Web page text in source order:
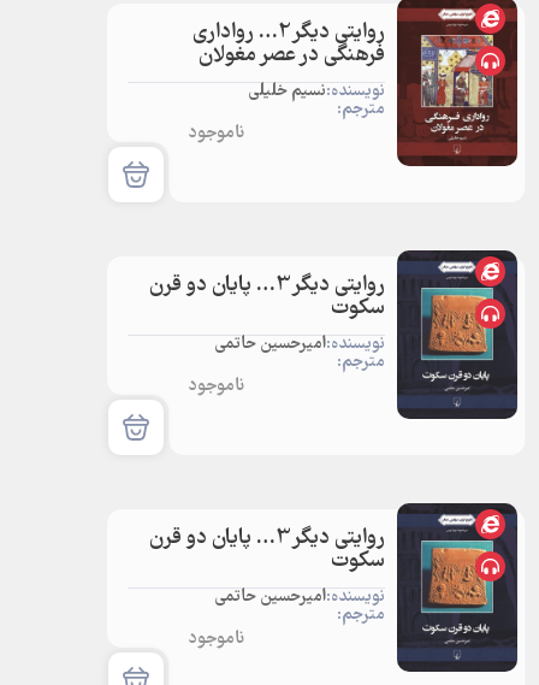
روایتی دیگر2… رواداری
فرهنگی در عصر مغولان
نویسنده:نسیم خلیلی
مترجم:
ناموجود
روایتی دیگر3… پایان دو قرن
سکوت
نویسنده:امیرحسین حاتمی
مترجم:
ناموجود
روایتی دیگر3… پایان دو قرن
سکوت
نویسنده:امیرحسین حاتمی
مترجم:
ناموجود